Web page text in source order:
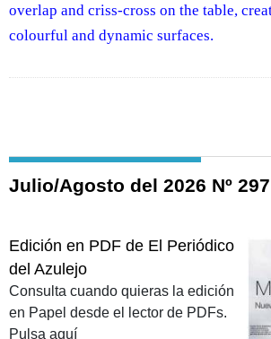
overlap and criss‑cross on the table,
colourful and dynamic surfaces.
Julio/Agosto del 2026 Nº 297
Edición en PDF de El Periódico
del Azulejo
Consulta cuando quieras la edición
en Papel desde el lector de PDFs.
Pulsa aquí